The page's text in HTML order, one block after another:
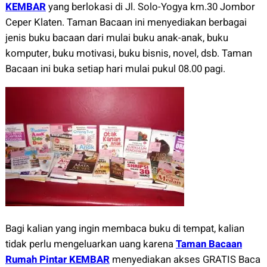
KEMBARyang berlokasi di Jl. Solo-Yogya km.30 Jombor
Ceper Klaten. Taman Bacaan ini menyediakan berbagai
jenis buku bacaan dari mulai buku anak-anak, buku
komputer, buku motivasi, buku bisnis, novel, dsb. Taman
Bacaan ini buka setiap hari mulai pukul 08.00 pagi.
Bagi kalian yang ingin membaca buku di tempat, kalian
tidak perlu mengeluarkan uang karenaTaman Bacaan
Rumah Pintar KEMBARmenyediakan akses GRATIS Baca